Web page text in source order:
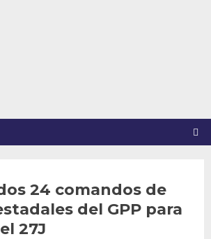
24 comandos de
del GPP para
27J